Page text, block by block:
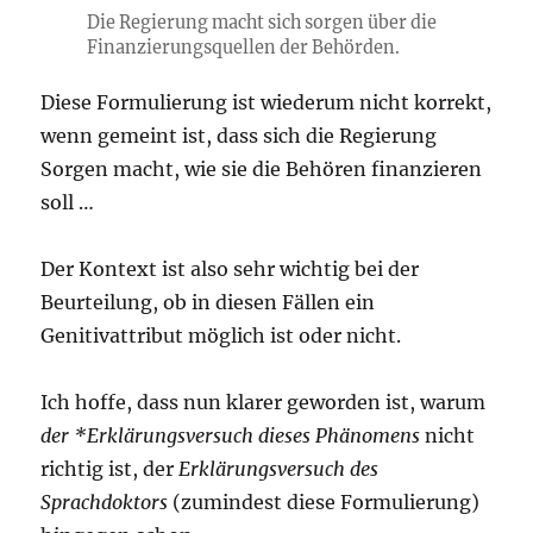
Die Regierung macht sich sorgen über die
Finanzierungsquellen der Behörden.
Diese Formulierung ist wiederum nicht korrekt,
wenn gemeint ist, dass sich die Regierung
Sorgen macht, wie sie die Behören finanzieren
soll …
Der Kontext ist also sehr wichtig bei der
Beurteilung, ob in diesen Fällen ein
Genitivattribut möglich ist oder nicht.
Ich hoffe, dass nun klarer geworden ist, warum
der *Erklärungsversuch dieses Phänomens nicht
richtig ist, derErklärungsversuch des
Sprachdoktors (zumindest diese Formulierung)